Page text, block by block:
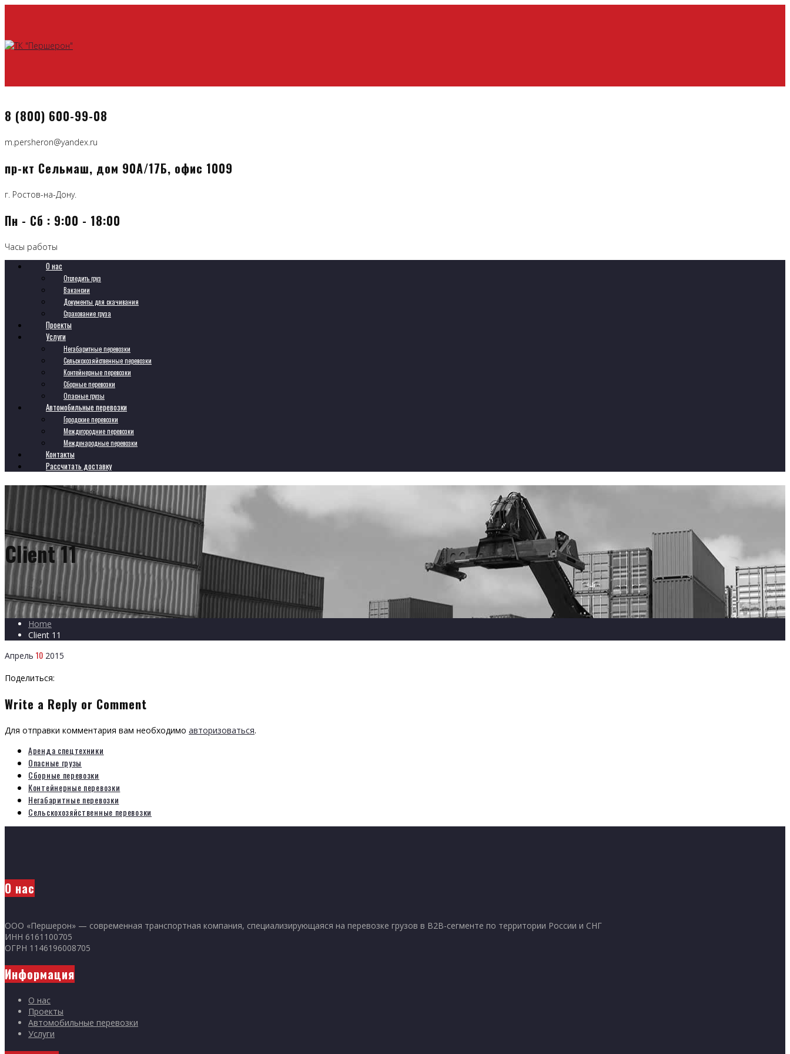
8 (800) 600-99-08
m.persheron@yandex.ru
пр-кт Сельмаш, дом 90А/17Б, офис 1009
г. Ростов-на-Дону.
Пн - Сб : 9:00 - 18:00
Часы работы
О нас
Отследить груз
Вакансии
Документы для скачивания
Страхование груза
Проекты
Услуги
Негабаритные перевозки
Сельскохозяйственные перевозки
Контейнерные перевозки
Сборные перевозки
Опасные грузы
Автомобильные перевозки
Городские перевозки
Междугородние перевозки
Международные перевозки
Контакты
Рассчитать доставку
Client 11
Home
Client 11
Апрель 10 2015
Поделиться:
Write a Reply or Comment
Для отправки комментария вам необходимо авторизоваться.
Аренда спецтехники
Опасные грузы
Сборные перевозки
Контейнерные перевозки
Негабаритные перевозки
Сельскохозяйственные перевозки
О нас
ООО «Першерон» — современная транспортная компания, специализирующаяся на перевозке грузов в B2B-сегменте по территории России и СНГ
ИНН 6161100705
ОГРН 1146196008705
Информация
О нас
Проекты
Автомобильные перевозки
Услуги